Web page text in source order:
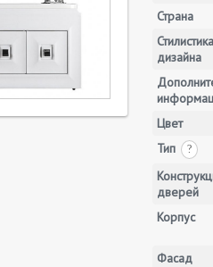
Страна
Стилистика
дизайна
Цвет
Тип
?
дверей
Корпус
Фасад